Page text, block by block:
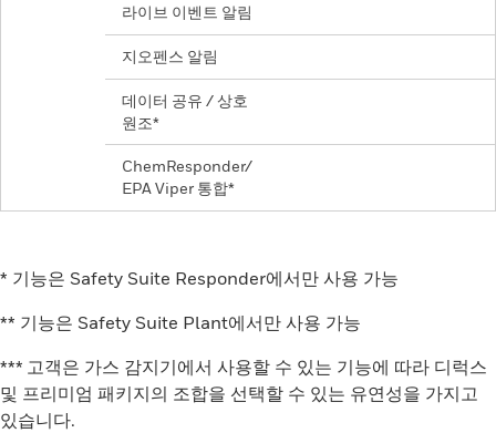
라이브 이벤트 알림
지오펜스 알림
데이터 공유 / 상호
원조*
ChemResponder/
EPA Viper 통합*
* 기능은 Safety Suite Responder에서만 사용 가능
** 기능은 Safety Suite Plant에서만 사용 가능
*** 고객은 가스 감지기에서 사용할 수 있는 기능에 따라 디럭스
및 프리미엄 패키지의 조합을 선택할 수 있는 유연성을 가지고
있습니다.